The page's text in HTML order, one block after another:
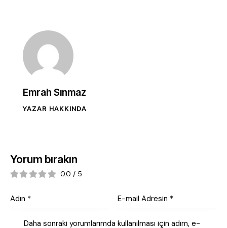
Emrah Sınmaz
YAZAR HAKKINDA
Yorum bırakın
0.0 / 5
Daha sonraki yorumlarımda kullanılması için adım, e-